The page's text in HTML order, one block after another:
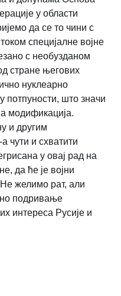
у области
да се то чини с
специјалне војне
с необузданом
стране његових
нуклеарно
што значи
модификација.
и другим
чути и схватити
у овај рад на
да ће је војни
желимо рат, али
подривање
интереса Русије и